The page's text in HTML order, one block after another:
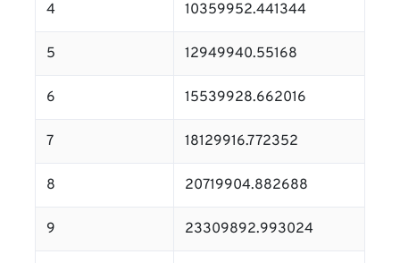
4 10359952.441344
5 12949940.55168
6 15539928.662016
7 18129916.772352
8 20719904.882688
9 23309892.993024